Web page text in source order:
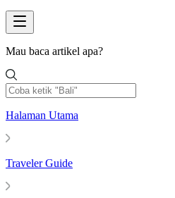
Mau baca artikel apa?
Halaman Utama
Traveler Guide